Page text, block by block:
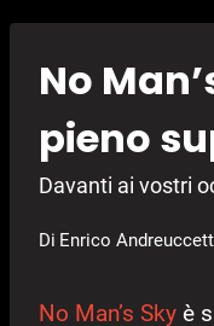
No
pieno
Davanti ai vostri
Di Enrico
No Man’s Sky è